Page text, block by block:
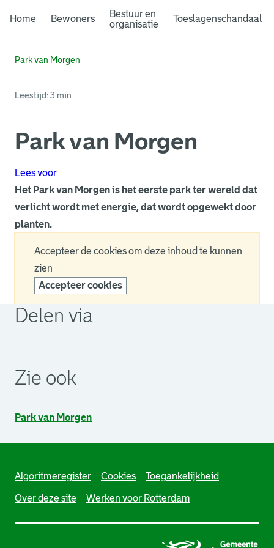
Home Bewoners
Bestuur en
organisatie
Toeslagenschandaal
Park van Morgen
Leestijd: 3 min
Park van Morgen
Lees voor
Het Park van Morgen is het eerste park ter wereld dat
verlicht wordt met energie, dat wordt opgewekt door
planten.
Accepteer de cookies om deze inhoud te kunnen
zien
Accepteer cookies
Delen via
Zie ook
Park van Morgen
Algoritmeregister Cookies Toegankelijkheid
Over deze site Werken voor Rotterdam